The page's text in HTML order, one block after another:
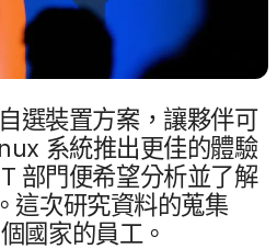
選​裝置​方案，​讓​夥伴​可​
系統​推出​更佳​的​體驗​
部​門便​希望​分析​並​了​解​
這​次​研究​資料​的​蒐集​
個​國家​的​員工。